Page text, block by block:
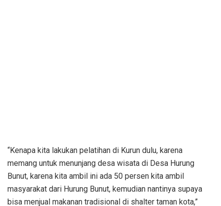
“Kenapa kita lakukan pelatihan di Kurun dulu, karena
memang untuk menunjang desa wisata di Desa Hurung
Bunut, karena kita ambil ini ada 50 persen kita ambil
masyarakat dari Hurung Bunut, kemudian nantinya supaya
bisa menjual makanan tradisional di shalter taman kota,”